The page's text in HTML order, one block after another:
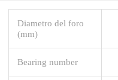
Diametro del foro
(mm)
Bearing number